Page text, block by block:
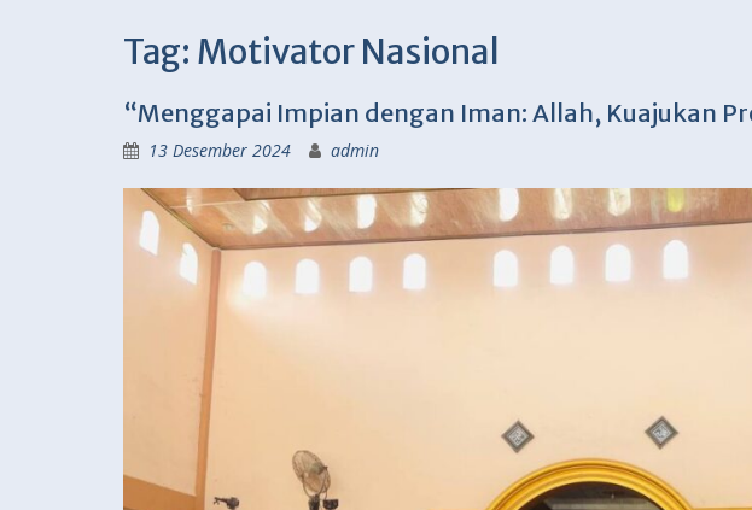
Tag: Motivator Nasional
“Menggapai Impian dengan Iman: Allah, Kuajukan
13 Desember 2024 admin